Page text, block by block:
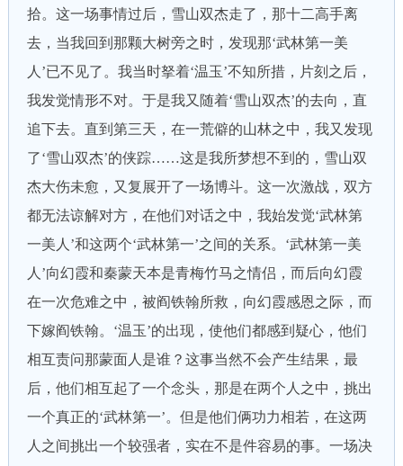
拾。这一场事情过后，雪山双杰走了，那十二高手离
去，当我回到那颗大树旁之时，发现那‘武林第一美
人’已不见了。我当时拏着‘温玉’不知所措，片刻之后，
我发觉情形不对。于是我又随着‘雪山双杰’的去向，直
追下去。直到第三天，在一荒僻的山林之中，我又发现
了‘雪山双杰’的侠踪……这是我所梦想不到的，雪山双
杰大伤未愈，又复展开了一场博斗。这一次激战，双方
都无法谅解对方，在他们对话之中，我始发觉‘武林第
一美人’和这两个‘武林第一’之间的关系。‘武林第一美
人’向幻霞和秦蒙天本是青梅竹马之情侣，而后向幻霞
在一次危难之中，被阎铁翰所救，向幻霞感恩之际，而
下嫁阎铁翰。‘温玉’的出现，使他们都感到疑心，他们
相互责问那蒙面人是谁？这事当然不会产生结果，最
后，他们相互起了一个念头，那是在两个人之中，挑出
一个真正的‘武林第一’。但是他们俩功力相若，在这两
人之间挑出一个较强者，实在不是件容易的事。一场决